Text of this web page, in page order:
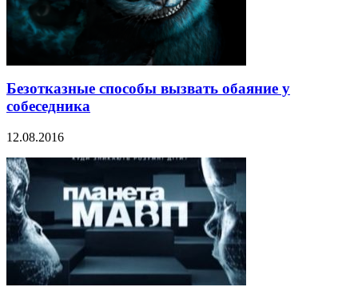
Безотказные способы вызвать обаяние у
собеседника
12.08.2016